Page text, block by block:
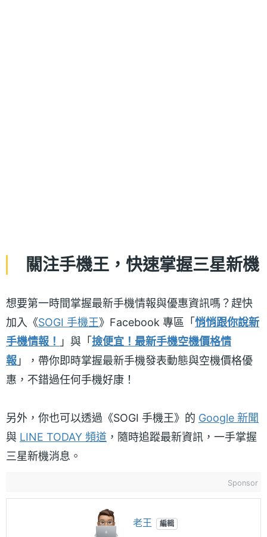
關注手機王，快速掌握三星新機
想要第一時間掌握最新手機情報與優惠資訊嗎？趕快
加入《SOGI 手機王》Facebook 專區「悄悄跟你說新
手機情報！ 」與「撿便宜！最新手機空機價格情
報 」，帶你即時掌握最新手機發表動態與空機價格優
惠，不錯過任何手機好康！
另外，你也可以透過《SOGI 手機王》的 Google 新聞
與 LINE TODAY 頻道 ，隨時追蹤最新資訊，一手掌握
三星新機消息。
Sponsor
老王 編輯